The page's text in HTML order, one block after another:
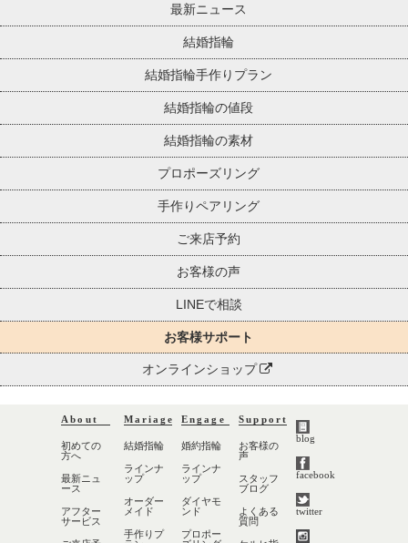
最新ニュース
結婚指輪
結婚指輪手作りプラン
結婚指輪の値段
結婚指輪の素材
プロポーズリング
手作りペアリング
ご来店予約
お客様の声
LINEで相談
お客様サポート
オンラインショップ
About
初めての
方へ
最新ニュ
ース
アフター
サービス
Mariage
結婚指輪
ラインナ
ップ
オーダー
メイド
手作りプ
Engage
婚約指輪
ラインナ
ップ
ダイヤモ
ンド
プロポー
Support
お客様の
声
スタッフ
ブログ
よくある
質問
blog
facebook
twitter